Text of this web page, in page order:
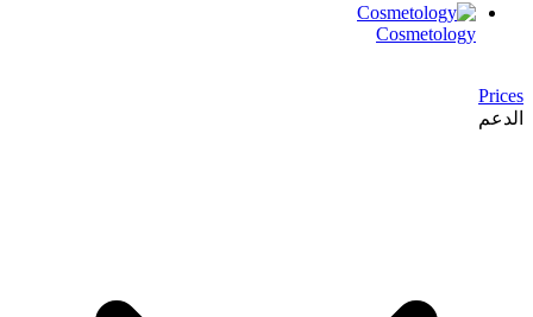
Cosmetology
Prices
الدعم